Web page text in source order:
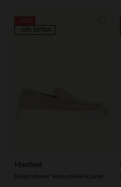
Manfield
Beigefarbene Veloursleder-Loafer
-10% EXTRA